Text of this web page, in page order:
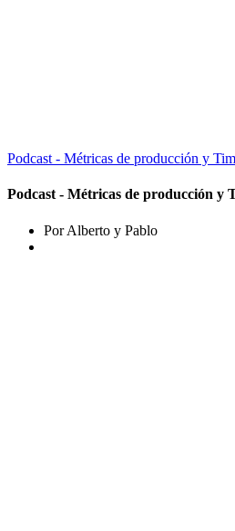
Podcast - Métricas de producción y
Podcast - Métricas de producción y
Por Alberto y Pablo